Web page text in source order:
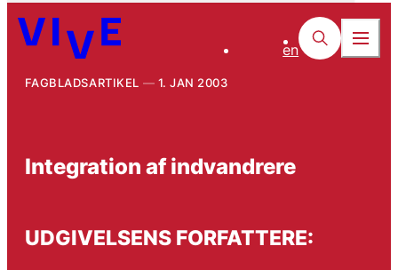
en
FAGBLADSARTIKEL 1. JAN 2003
Integration af indvandrere
UDGIVELSENS FORFATTERE: